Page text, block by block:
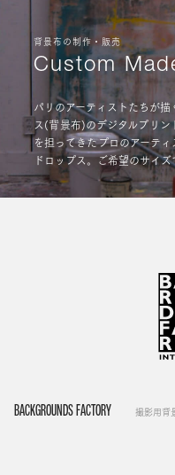
背景布の制作・販売
Custom
パリのアーティストたちが
ス(背景布)のデジタルプリ
を担ってきたプロのアーテ
ドロップス。ご希望のサイ
BACKGROUNDS FACTORY 撮影用背